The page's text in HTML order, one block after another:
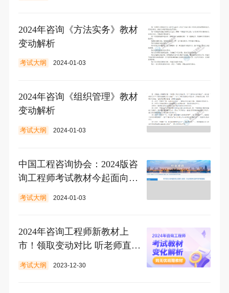
2024年咨询《方法实务》教材
变动解析
考试大纲 2024-01-03
2024年咨询《组织管理》教材
变动解析
考试大纲 2024-01-03
中国工程咨询协会：2024版咨
询工程师考试教材今起面向全
国发行
考试大纲 2024-01-03
2024年咨询工程师新教材上
市！领取变动对比 听老师直播
解析
考试大纲 2023-12-30